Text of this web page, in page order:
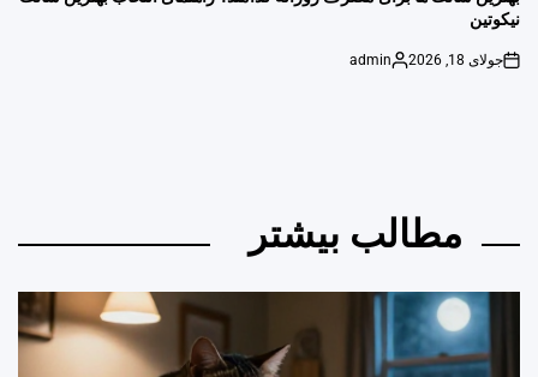
نیکوتین
on
جولای 18, 2026
Posted
admin
مطالب بیشتر